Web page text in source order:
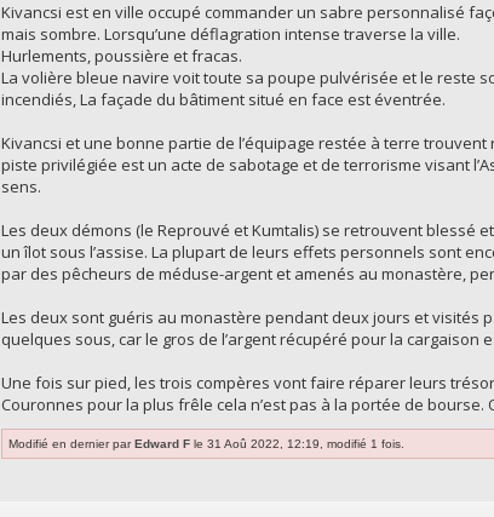
Kivancsi est en ville occupé commander un sabre personnalisé
mais sombre. Lorsqu’une déflagration intense traverse la ville.
Hurlements, poussière et fracas.
La volière bleue navire voit toute sa poupe pulvérisée et le reste
incendiés, La façade du bâtiment situé en face est éventrée.
Kivancsi et une bonne partie de l’équipage restée à terre
piste privilégiée est un acte de sabotage et de terrorisme visant
sens.
Les deux démons (le Reprouvé et Kumtalis) se retrouvent blessé
un îlot sous l’assise. La plupart de leurs effets personnels sont
par des pêcheurs de méduse-argent et amenés au monastère,
Les deux sont guéris au monastère pendant deux jours et visités
quelques sous, car le gros de l’argent récupéré pour la cargaison
Une fois sur pied, les trois compères vont faire réparer leurs
Couronnes pour la plus frêle cela n’est pas à la portée de bourse.
Modifié en dernier parEdward F le 31 Aoû 2022, 12:19, modifié 1 fois.